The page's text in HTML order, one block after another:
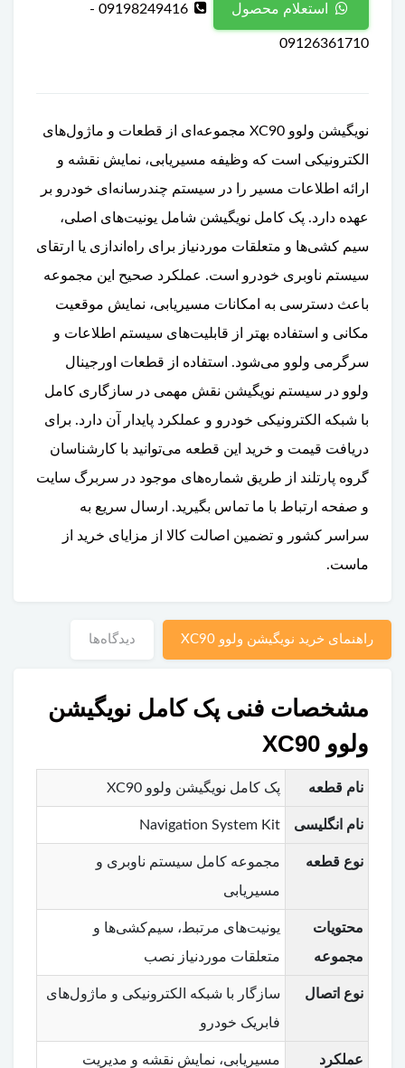
استعلام محصول 09198249416 -
09126361710
نویگیشن ولوو XC90 مجموعه‌ای از قطعات و ماژول‌های
الکترونیکی است که وظیفه مسیریابی، نمایش نقشه و
ارائه اطلاعات مسیر را در سیستم چندرسانه‌ای خودرو بر
عهده دارد. پک کامل نویگیشن شامل یونیت‌های اصلی،
سیم کشی‌ها و متعلقات موردنیاز برای راه‌اندازی یا ارتقای
سیستم ناوبری خودرو است. عملکرد صحیح این مجموعه
باعث دسترسی به امکانات مسیریابی، نمایش موقعیت
مکانی و استفاده بهتر از قابلیت‌های سیستم اطلاعات و
سرگرمی ولوو می‌شود. استفاده از قطعات اورجینال
ولوو در سیستم نویگیشن نقش مهمی در سازگاری کامل
با شبکه الکترونیکی خودرو و عملکرد پایدار آن دارد. برای
دریافت قیمت و خرید این قطعه می‌توانید با کارشناسان
گروه پارتلند از طریق شماره‌های موجود در سربرگ سایت
و صفحه ارتباط با ما تماس بگیرید. ارسال سریع به
سراسر کشور و تضمین اصالت کالا از مزایای خرید از
ماست.
راهنمای خرید نویگیشن ولوو XC90 دیدگاه‌ها
مشخصات فنی پک کامل نویگیشن
ولوو XC90
نام قطعه پک کامل نویگیشن ولوو XC90
نام انگلیسی Navigation System Kit
نوع قطعه
مجموعه کامل سیستم ناوبری و
مسیریابی
محتویات
مجموعه
یونیت‌های مرتبط، سیم‌کشی‌ها و
متعلقات موردنیاز نصب
نوع اتصال
سازگار با شبکه الکترونیکی و ماژول‌های
فابریک خودرو
عملکرد
مسیریابی، نمایش نقشه و مدیریت